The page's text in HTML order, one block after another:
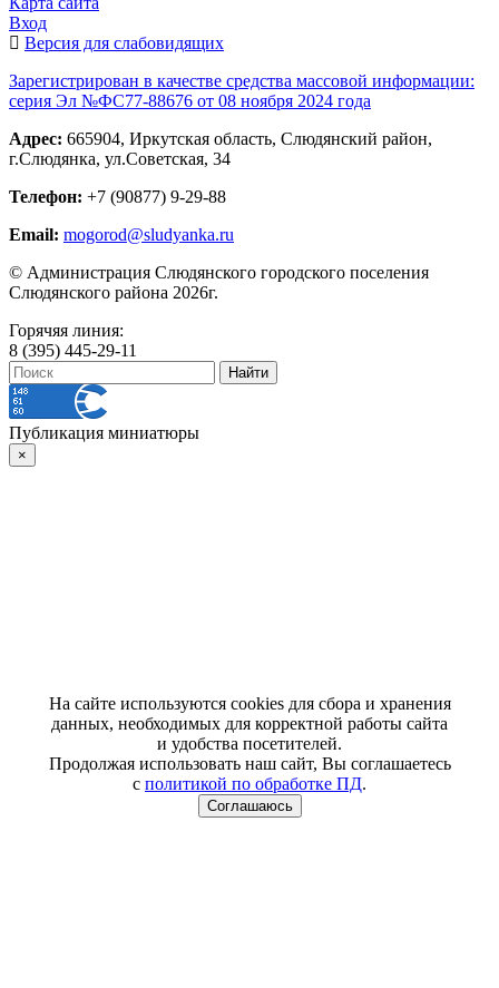
Вход
Версия для слабовидящих
Зарегистрирован в качестве средства массовой информации:
серия Эл №ФС77-88676 от 08 ноября 2024 года
Адрес: 665904, Иркутская область, Слюдянский район,
г.Слюдянка, ул.Советская, 34
Телефон: +7 (90877) 9-29-88
Email: mogorod@sludyanka.ru
© Администрация Слюдянского городского поселения
Слюдянского района 2026г.
Горячяя линия:
8 (395) 445-29-11
Публикация миниатюры
×
На сайте используются cookies для сбора и хранения
данных, необходимых для корректной работы сайта
и удобства посетителей.
Продолжая использовать наш сайт, Вы соглашаетесь
с политикой по обработке ПД.
Соглашаюсь